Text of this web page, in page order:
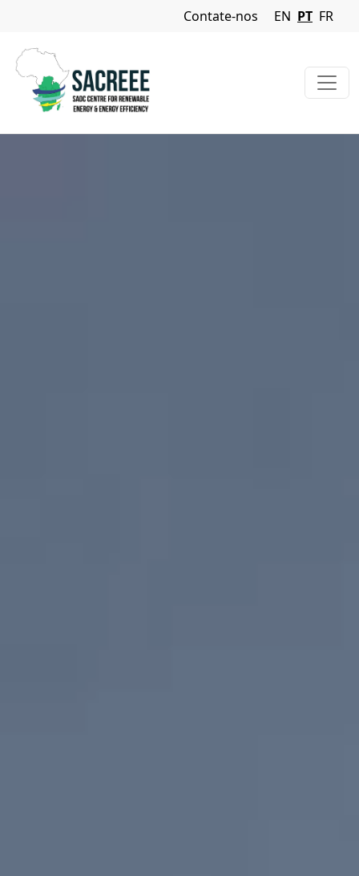
Navigation Menu
Contate-nos EN PT FR